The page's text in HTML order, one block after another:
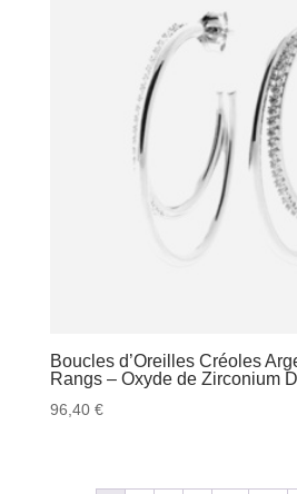
Boucles d’Oreilles Créoles
Rangs – Oxyde de Zirconium
96,40 €